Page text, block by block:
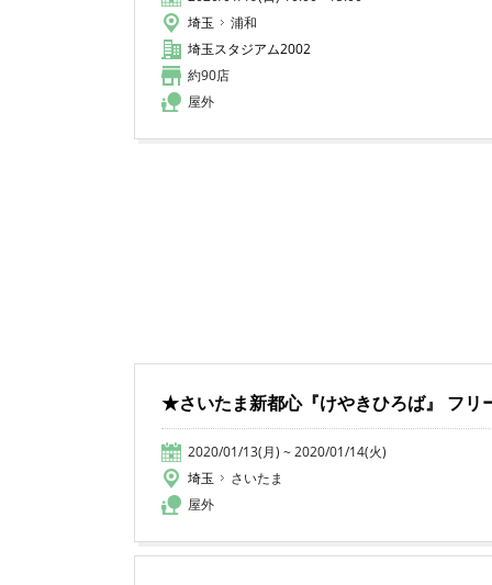
埼玉
浦和
埼玉スタジアム2002
約90店
屋外
★さいたま新都心『けやきひろば』 フリ
2020/01/13(月) ~ 2020/01/14(火)
埼玉
さいたま
屋外